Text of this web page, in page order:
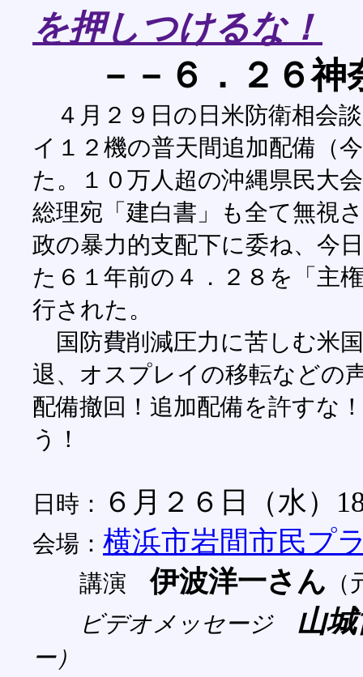
を押しつけるな！
－－６．２６
４月２９日の日米防衛相会
イ１２機の普天間追加配備（
た。１０万人超の沖縄県民大
総理宛「建白書」も全て無視
政の暴力的支配下に委ね、今
た６１年前の４．２８を「主
行された。
国防費削減圧力に苦しむ米
退、オスプレイの移転などの
配備撤回！追加配備を許すな
う！
日時： ６月２６日（水）
会場： 横浜市岩間市民プ
講演伊波洋一さん
ビデオメッセージ 山
ー）